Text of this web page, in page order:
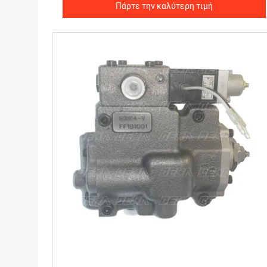
Πάρτε την καλύτερη τιμή